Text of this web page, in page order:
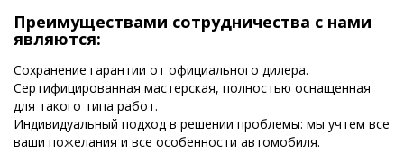
Преимуществами сотрудничества с нами
являются:
Сохранение гарантии от официального дилера.
Сертифицированная мастерская, полностью оснащенная
для такого типа работ.
Индивидуальный подход в решении проблемы: мы учтем все
ваши пожелания и все особенности автомобиля.